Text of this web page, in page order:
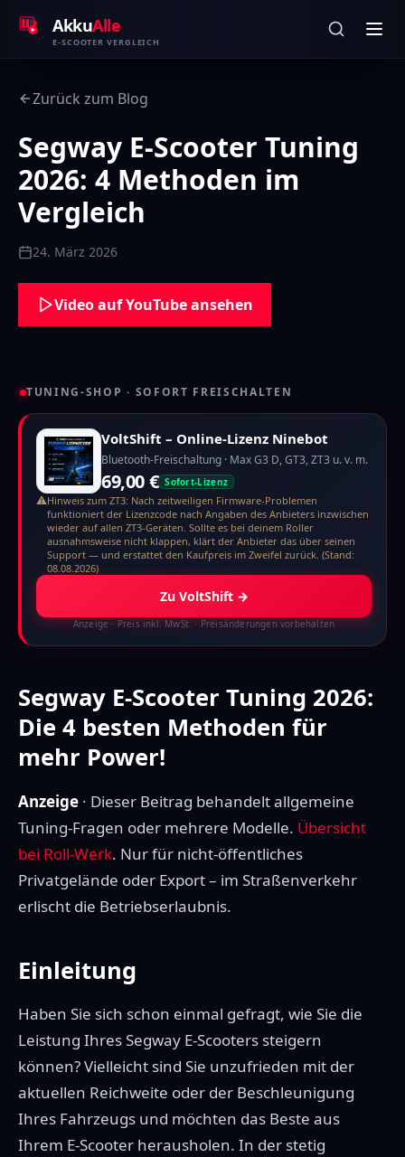
AkkuAlle
E-SCOOTER VERGLEICH
Zurück zum Blog
Segway E-Scooter Tuning
2026: 4 Methoden im
Vergleich
24. März 2026
Video auf YouTube ansehen
TUNING-SHOP · SOFORT FREISCHALTEN
VoltShift – Online-Lizenz Ninebot
Bluetooth-Freischaltung · Max G3 D, GT3, ZT3 u. v. m.
69,00 € Sofort-Lizenz
⚠Hinweis zum ZT3: Nach zeitweiligen Firmware-Problemen
funktioniert der Lizenzcode nach Angaben des Anbieters inzwischen
wieder auf allen ZT3-Geräten. Sollte es bei deinem Roller
ausnahmsweise nicht klappen, klärt der Anbieter das über seinen
Support — und erstattet den Kaufpreis im Zweifel zurück. (Stand:
08.08.2026)
Zu VoltShift→
Anzeige· Preis inkl. MwSt. · Preisänderungen vorbehalten
Segway E-Scooter Tuning 2026:
Die 4 besten Methoden für
mehr Power!
Anzeige · Dieser Beitrag behandelt allgemeine
Tuning-Fragen oder mehrere Modelle. Übersicht
bei Roll-Werk. Nur für nicht-öffentliches
Privatgelände oder Export – im Straßenverkehr
erlischt die Betriebserlaubnis.
Einleitung
Haben Sie sich schon einmal gefragt, wie Sie die
Leistung Ihres Segway E-Scooters steigern
können? Vielleicht sind Sie unzufrieden mit der
aktuellen Reichweite oder der Beschleunigung
Ihres Fahrzeugs und möchten das Beste aus
Ihrem E-Scooter herausholen. In der stetig